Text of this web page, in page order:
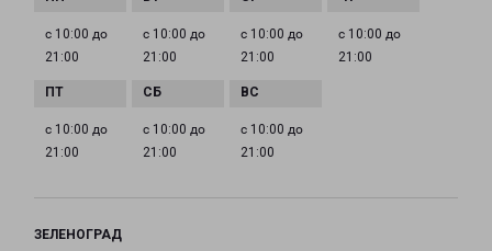
с 10:00 до
21:00
с 10:00 до
21:00
с 10:00 до
21:00
с 10:00 до
21:00
с 10:00 до
21:00
с 10:00 до
21:00
с 10:00 до
21:00
ЗЕЛЕНОГРАД